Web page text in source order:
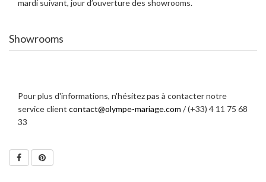
mardi suivant, jour d’ouverture des showrooms.
Showrooms
Pour plus d'informations, n'hésitez pas à contacter notre
service client contact@olympe-mariage.com / (+33) 4 11 75 68
33